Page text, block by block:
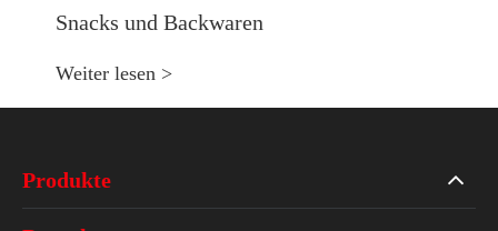
Snacks und Backwaren
Weiter lesen >
Produkte